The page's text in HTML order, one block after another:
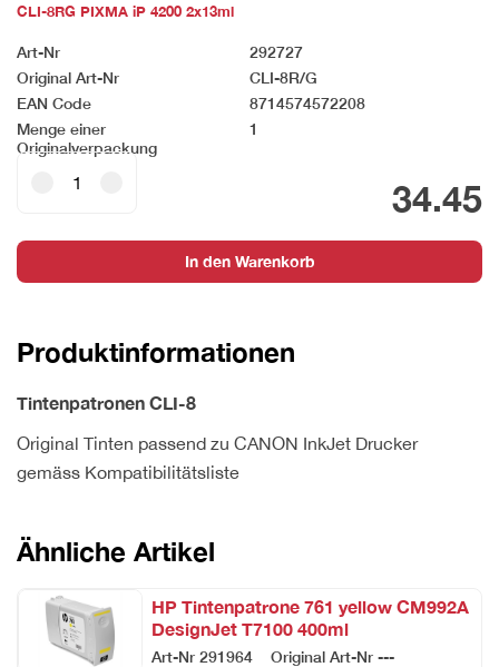
CLI-8RG PIXMA iP 4200 2x13ml
Art-Nr
292727
Original Art-Nr
CLI-8R/G
EAN Code
8714574572208
Menge einer
Originalverpackung
1
34.45
Multipack
R/G
CLI-
iP
2x13ml
Menge
In den Warenkorb
Produktinformationen
Tintenpatronen CLI-8
Original Tinten passend zu CANON InkJet Drucker
gemäss Kompatibilitätsliste
Ähnliche Artikel
HP Tintenpatrone 761 yellow CM992A
DesignJet T7100 400ml
Art-Nr 291964 Original Art-Nr ---